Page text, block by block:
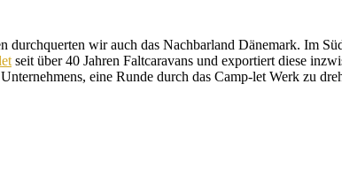
durchquerten wir auch das Nachbarland Dänemark. Im
seit über 40 Jahren Faltcaravans und exportiert diese
eine Runde durch das Camp-let Werk zu